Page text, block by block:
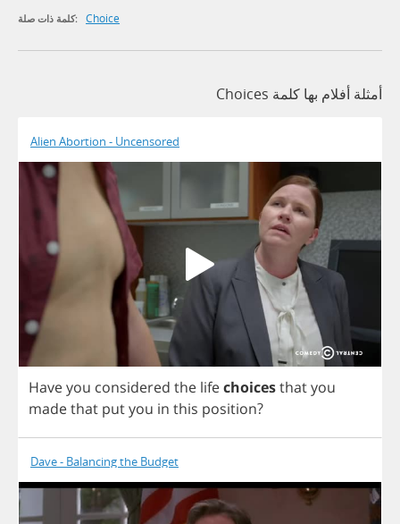
كلمة ذات صلة: Choice
أمثلة أفلام بها كلمة Choices
Alien Abortion - Uncensored
Haveyou considered the lifechoicesthatyou
madethat putyou in this position?
Dave - Balancing the Budget